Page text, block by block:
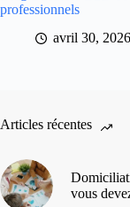
professionnels
avril 30, 2026
Articles récentes
vous